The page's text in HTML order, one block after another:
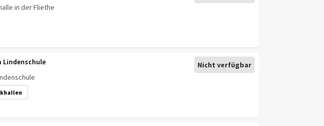
in der Fliethe
Lindenschule
Nicht verfügbar